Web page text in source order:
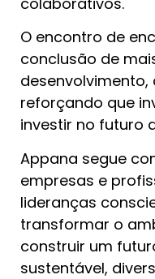
O encontro de
conclusão de
desenvolvimento,
reforçando que
investir no futuro
Appana segue
empresas e
lideranças
transformar o
construir um
sustentável,